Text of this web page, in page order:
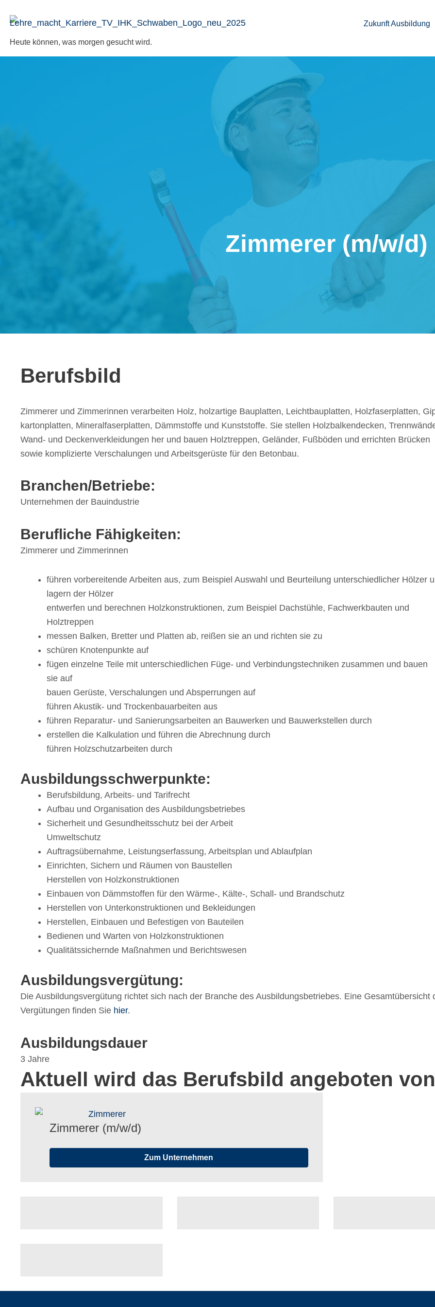
Inhalt
Zukunft Ausbil­dung
Heute können, was morgen gesucht wird.
Zimme­rer (m/​w/​d)
Berufs­bild
Zimme­rer und Zimme­rin­nen verar­bei­ten Holz, holz­ar­tige Bauplat­ten, Leicht­bau­plat­ten, Holz­fa­ser­plat­ten,
kar­ton­plat­ten, Mine­ral­fa­ser­plat­ten, Dämm­stoffe und Kunst­stoffe. Sie stel­len Holz­bal­ken­de­cken,
Wand- und Decken­ver­klei­dun­gen her und bauen Holz­trep­pen, Gelän­der, Fußbö­den und errich­ten Brücken
sowie kompli­zierte Verscha­lun­gen und Arbeits­ge­rüste für den Betonbau.
Branchen/​Betriebe:
Unter­neh­men der Bauindustrie
Beruf­li­che Fähigkeiten:
Zimme­rer und Zimmerinnen
führen vorbe­rei­tende Arbei­ten aus, zum Beispiel Auswahl und Beur­tei­lung unter­schied­li­cher Hölzer
lagern der Hölzer
entwer­fen und berech­nen Holz­kon­struk­tio­nen, zum Beispiel Dach­stühle, Fach­werk­bau­ten und
Holztreppen
messen Balken, Bret­ter und Plat­ten ab, reißen sie an und rich­ten sie zu
schü­ren Knoten­punkte auf
fügen einzelne Teile mit unter­schied­li­chen Füge- und Verbin­dungs­tech­ni­ken zusam­men und bauen
sie auf
bauen Gerüste, Verscha­lun­gen und Absper­run­gen auf
führen Akus­tik- und Trocken­bau­ar­bei­ten aus
führen Repa­ra­tur- und Sanie­rungs­ar­bei­ten an Bauwer­ken und Bauwerk­stel­len durch
erstel­len die Kalku­la­tion und führen die Abrech­nung durch
führen Holz­schutz­ar­bei­ten durch
Ausbil­dungs­schwer­punkte:
Berufs­bil­dung, Arbeits- und Tarifrecht
Aufbau und Orga­ni­sa­tion des Ausbildungsbetriebes
Sicher­heit und Gesund­heits­schutz bei der Arbeit
Umweltschutz
Auftrags­über­nahme, Leis­tungs­er­fas­sung, Arbeits­plan und Ablaufplan
Einrich­ten, Sichern und Räumen von Baustellen
Herstel­len von Holzkonstruktionen
Einbauen von Dämm­stof­fen für den Wärme-, Kälte-, Schall- und Brandschutz
Herstel­len von Unter­kon­struk­tio­nen und Bekleidungen
Herstel­len, Einbauen und Befes­ti­gen von Bauteilen
Bedie­nen und Warten von Holzkonstruktionen
Quali­täts­si­chernde Maßnah­men und Berichtswesen
Ausbil­dungs­ver­gü­tung:
Die Ausbil­dungs­ver­gü­tung rich­tet sich nach der Bran­che des Ausbil­dungs­be­trie­bes. Eine Gesamt­über­sicht
Vergü­tun­gen finden Sie hier.
Ausbil­dungs­dauer
3 Jahre
Aktuell wird das Berufsbild angeboten
Zimme­rer (m/​w/​d)
Zum Unternehmen